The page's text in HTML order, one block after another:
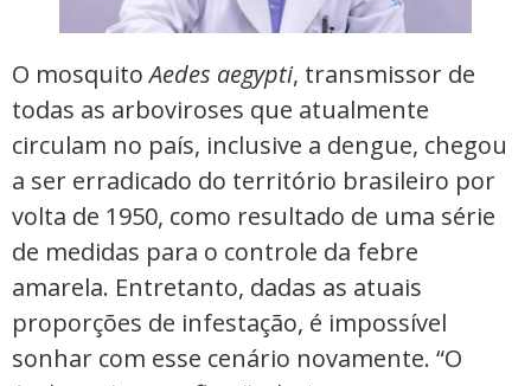
O mosquitoAedes aegypti, transmissor de
todas as arboviroses que atualmente
circulam no país, inclusive a dengue, chegou
a ser erradicado do território brasileiro por
volta de 1950, como resultado de uma série
de medidas para o controle da febre
amarela. Entretanto, dadas as atuais
proporções de infestação, é impossível
sonhar com esse cenário novamente. “O